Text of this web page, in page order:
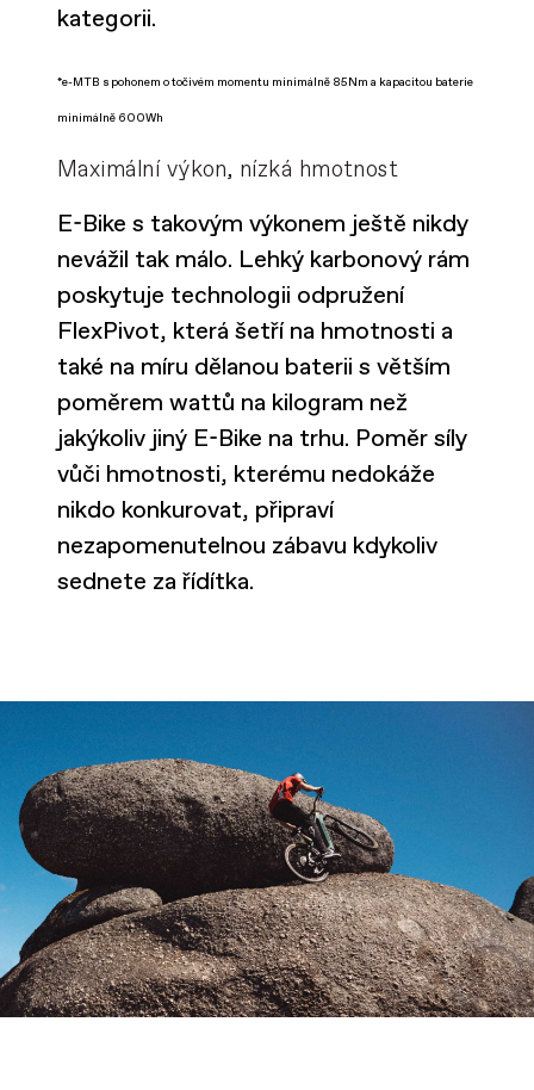
kategorii.
*e-MTB s pohonem o točivém momentu minimálně 85Nm a kapacitou baterie
minimálně 600Wh
Maximální výkon, nízká hmotnost
E-Bike s takovým výkonem ještě nikdy
nevážil tak málo. Lehký karbonový rám
poskytuje technologii odpružení
FlexPivot, která šetří na hmotnosti a
také na míru dělanou baterii s větším
poměrem wattů na kilogram než
jakýkoliv jiný E-Bike na trhu. Poměr síly
vůči hmotnosti, kterému nedokáže
nikdo konkurovat, připraví
nezapomenutelnou zábavu kdykoliv
sednete za řídítka.